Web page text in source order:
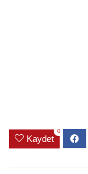
Kaydet
0